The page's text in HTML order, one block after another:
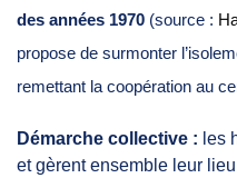
des années 1970 (source :
propose de surmonter
remettant la coopération au
Démarche collective : les
et gèrent ensemble leur